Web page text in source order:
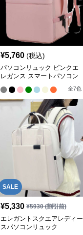
¥5,760 (税込)
パソコンリュック ピンクエ
レガンス スマートパソコン
全7色
SALE
¥5,330 ¥5930(割引前)
エレガントスクエアレディー
スパソコンリュック